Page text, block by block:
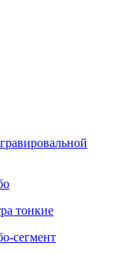
тонкие
сегмент